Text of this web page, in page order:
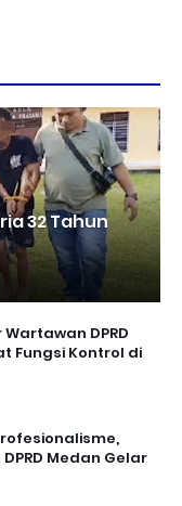
32 Tahun
DPRD
Fungsi Kontrol di
Medan Gelar